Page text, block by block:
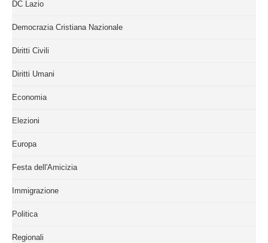
DC Lazio
Democrazia Cristiana Nazionale
Diritti Civili
Diritti Umani
Economia
Elezioni
Europa
Festa dell'Amicizia
Immigrazione
Politica
Regionali